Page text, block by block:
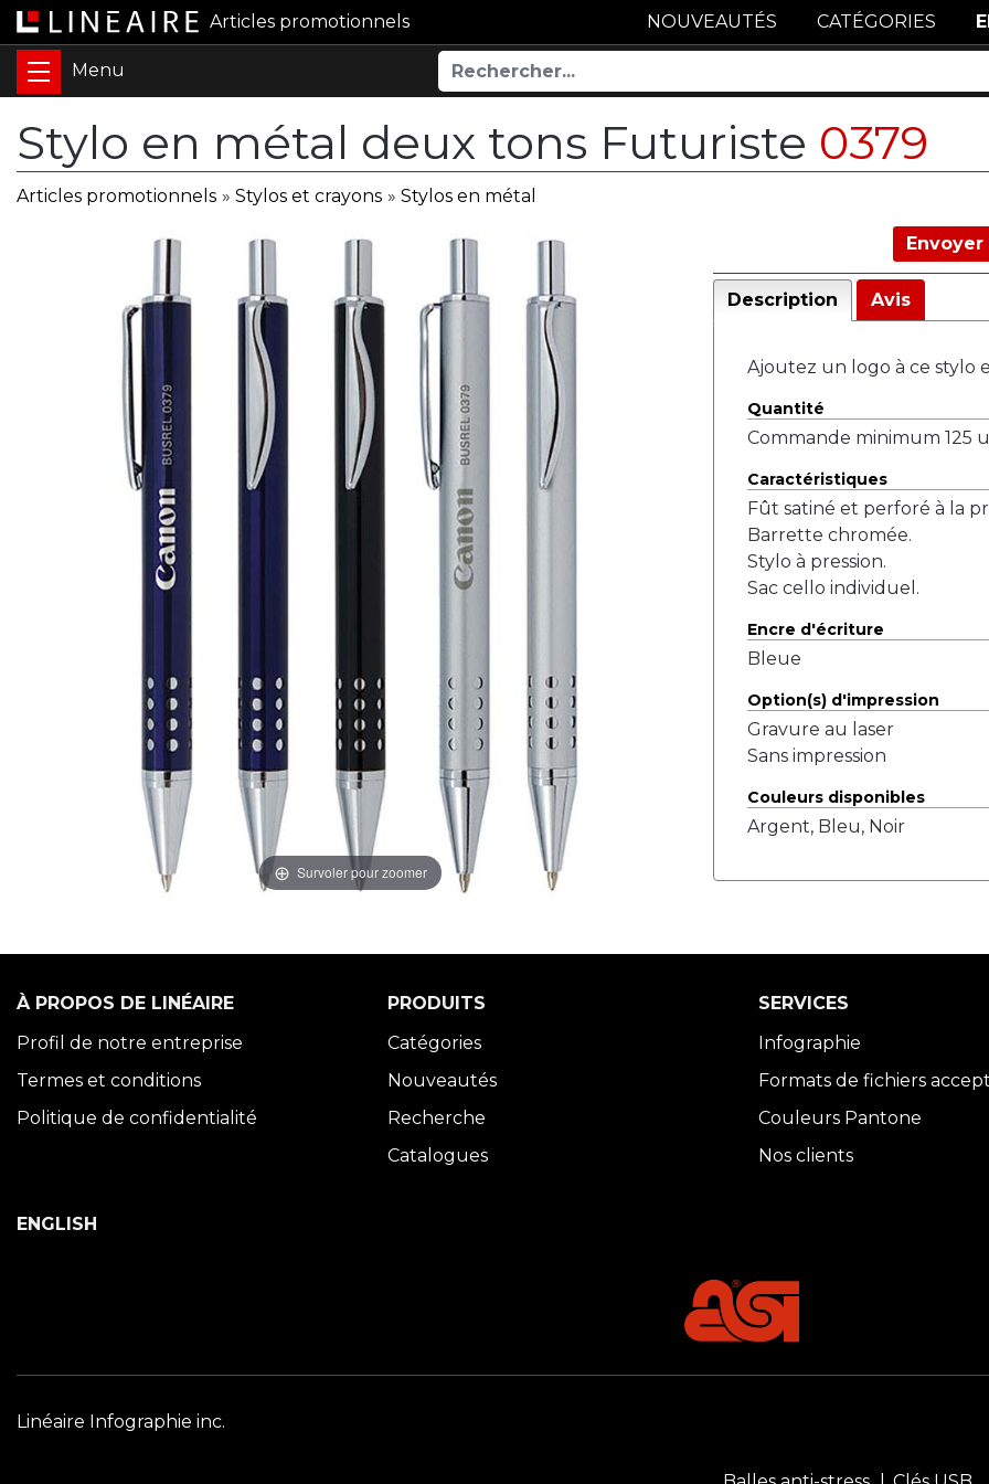
Articles promotionnels NOUVEAUTÉS CATÉGORIES
Stylo en métal deux tons Futuriste 0379
Articles promotionnels » Stylos et crayons » Stylos en métal
Survoler pour zoomer
Description Avis
Ajoutez un logo à ce stylo
Quantité
Commande minimum 125
Caractéristiques
Fût satiné et perforé à la
Barrette chromée.
Stylo à pression.
Sac cello individuel.
Encre d'écriture
Bleue
Option(s) d'impression
Gravure au laser
Sans impression
Couleurs disponibles
Argent, Bleu, Noir
À PROPOS DE LINÉAIRE
Profil de notre entreprise
Termes et conditions
Politique de confidentialité
PRODUITS
Catégories
Nouveautés
Recherche
Catalogues
SERVICES
Infographie
Formats de fichiers
Couleurs Pantone
Nos clients
ENGLISH
Linéaire Infographie inc.